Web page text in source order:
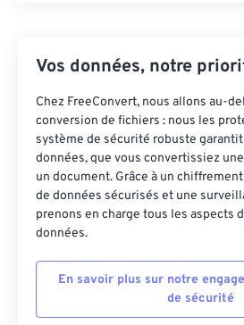
Vos données, notre
Chez FreeConvert, nous allons au-
conversion de fichiers : nous les
système de sécurité robuste
données, que vous convertissiez
un document. Grâce à un
de données sécurisés et une
prenons en charge tous les aspects
données.
En savoir plus sur notre
de sécurité